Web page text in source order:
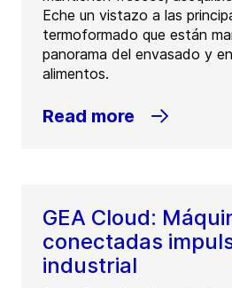
Eche un vistazo a las
termoformado que están
panorama del envasado y
alimentos.
Read more
GEA Cloud:
conectadas
industrial